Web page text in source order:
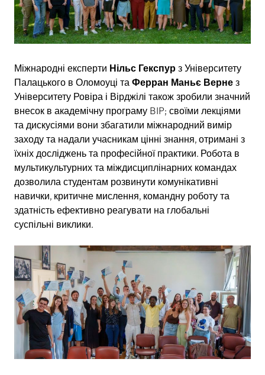
Міжнародні експерти Нільс Гекспур з Університету
Палацького в Оломоуці та Ферран Маньє Верне з
Університету Ровіра і Вірджілі також зробили значний
внесок в академічну програму BIP; своїми лекціями
та дискусіями вони збагатили міжнародний вимір
заходу та надали учасникам цінні знання, отримані з
їхніх досліджень та професійної практики. Робота в
мультикультурних та міждисциплінарних командах
дозволила студентам розвинути комунікативні
навички, критичне мислення, командну роботу та
здатність ефективно реагувати на глобальні
суспільні виклики.